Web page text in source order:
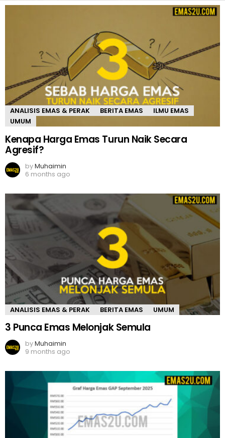
ANALISIS EMAS & PERAK BERITA EMAS
ILMU EMAS
UMUM
Kenapa Harga Emas Turun Naik Secara
Agresif?
byMuhaimin
6 months ago
ANALISIS EMAS & PERAK BERITA EMAS UMUM
3 Punca Emas Melonjak Semula
byMuhaimin
9 months ago